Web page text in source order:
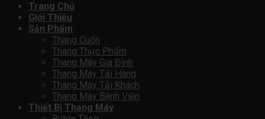
Trang Chủ
Giới Thiệu
Sản Phẩm
Thang Cuốn
Thang Thực Phẩm
Thang Máy Gia Đình
Thang Máy Tải Hàng
Thang Máy Tải Khách
Thang Máy Bệnh Viện
Thiết Bị Thang Máy